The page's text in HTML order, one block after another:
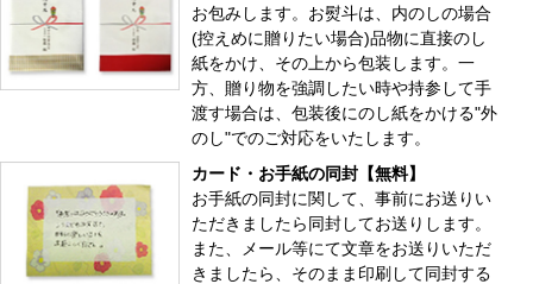
お包みします。お熨斗は、内のしの場合
(控えめに贈りたい場合)品物に直接のし
紙をかけ、その上から包装します。一
方、贈り物を強調したい時や持参して手
渡す場合は、包装後にのし紙をかける"外
のし"でのご対応をいたします。
カード・お手紙の同封【無料】
お手紙の同封に関して、事前にお送りい
ただきましたら同封してお送りします。
また、メール等にて文章をお送りいただ
きましたら、そのまま印刷して同封する